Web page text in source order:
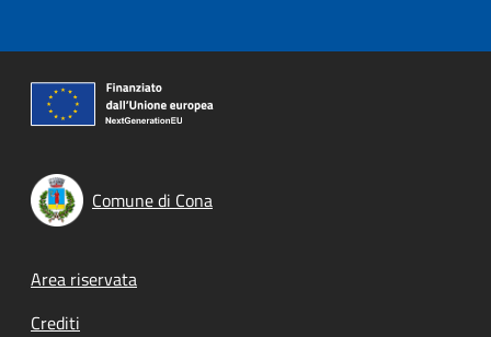
Comune di Cona
Footer menu
Area riservata
Crediti